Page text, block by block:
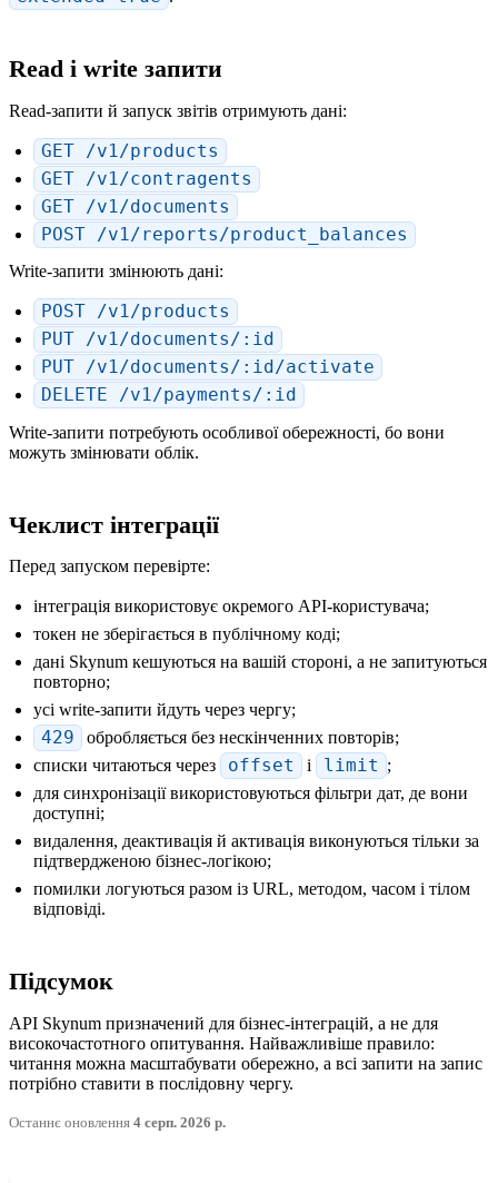
Read і write запити
Read-запити й запуск звітів отримують дані:
GET /v1/products
GET /v1/contragents
GET /v1/documents
POST /v1/reports/product_balances
Write-запити змінюють дані:
POST /v1/products
PUT /v1/documents/:id
PUT /v1/documents/:id/activate
DELETE /v1/payments/:id
Write-запити потребують особливої обережності, бо вони
можуть змінювати облік.
Чеклист інтеграції
Перед запуском перевірте:
інтеграція використовує окремого API-користувача;
токен не зберігається в публічному коді;
дані Skynum кешуються на вашій стороні, а не запитуються
повторно;
усі write-запити йдуть через чергу;
429
обробляється без нескінченних повторів;
списки читаються через
offset і limit ;
для синхронізації використовуються фільтри дат, де вони
доступні;
видалення, деактивація й активація виконуються тільки за
підтвердженою бізнес-логікою;
помилки логуються разом із URL, методом, часом і тілом
відповіді.
Підсумок
API Skynum призначений для бізнес-інтеграцій, а не для
високочастотного опитування. Найважливіше правило:
читання можна масштабувати обережно, а всі запити на запис
потрібно ставити в послідовну чергу.
Останнє оновлення 4 серп. 2026 р.